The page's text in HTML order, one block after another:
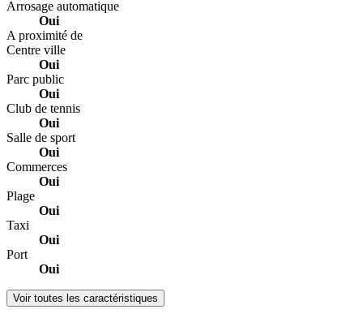
Arrosage automatique
Oui
A proximité de
Centre ville
Oui
Parc public
Oui
Club de tennis
Oui
Salle de sport
Oui
Commerces
Oui
Plage
Oui
Taxi
Oui
Port
Oui
Voir toutes les caractéristiques